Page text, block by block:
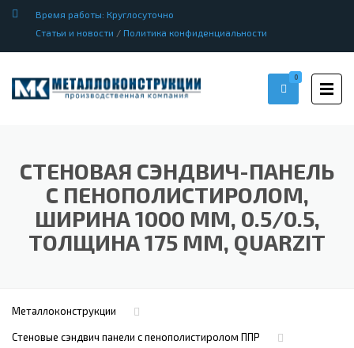
Время работы: Круглосуточно
Статьи и новости / Политика конфиденциальности
0
СТЕНОВАЯ СЭНДВИЧ-ПАНЕЛЬ
С ПЕНОПОЛИСТИРОЛОМ,
ШИРИНА 1000 ММ, 0.5/0.5,
ТОЛЩИНА 175 ММ, QUARZIT
Металлоконструкции
Стеновые сэндвич панели с пенополистиролом ППР